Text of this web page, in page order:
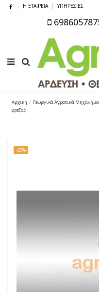
Η ΕΤΑΙΡΕΙΑ ΥΠΗΡΕΣΙΕΣ
Αρχική Γεωργικά Αγροτικά
φρέζας
-20%